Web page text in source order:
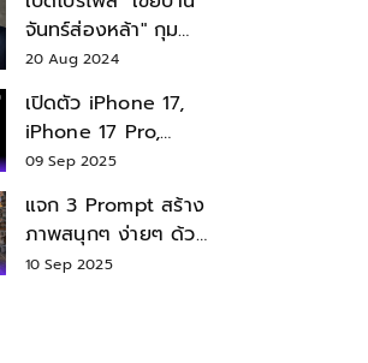
จันทร์ส่องหล้า" กุม
บังเหียนธุรกิจตระกูล
"ชินวัตร"
20 Aug 2024
เปิดตัว iPhone 17,
iPhone 17 Pro,
iPhone 17 Air สเปค
09 Sep 2025
แจก 3 Prompt สร้าง
ภาพสนุกๆ ง่ายๆ ด้วย
Nano Banana ใน
10 Sep 2025